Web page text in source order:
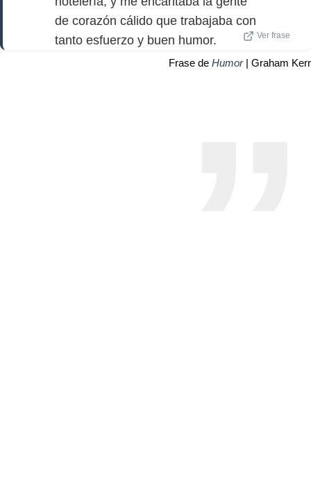
de corazón cálido que trabajaba con
tanto esfuerzo y buen humor.
Ver frase
Frase de Humor| Graham Kerr